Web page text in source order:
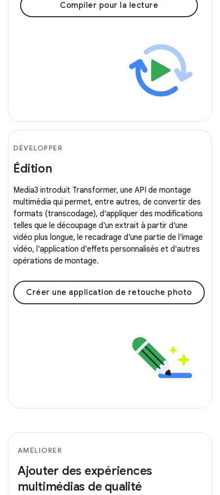
Compiler pour la lecture
DÉVELOPPER
Édition
Media3 introduit Transformer, une API de montage
multimédia qui permet, entre autres, de convertir des
formats (transcodage), d'appliquer des modifications
telles que le découpage d'un extrait à partir d'une
vidéo plus longue, le recadrage d'une partie de l'image
vidéo, l'application d'effets personnalisés et d'autres
opérations de montage.
Créer une application de retouche photo
AMÉLIORER
Ajouter des expériences
multimédias de qualité